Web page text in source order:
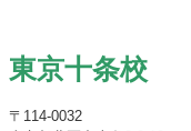
東京十条校
〒114-0032